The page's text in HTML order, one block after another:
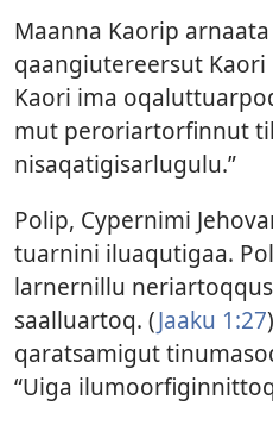
Maan­na Kaorip
qaangiutereersut
Kaori ima
mut peroriar­torfin­nut
nisaqatigisarlugulu.”
Polip, Cyper­nimi
tuar­nini iluaqutigaa.
lar­ner­nil­lu
saal­luar­toq. (Jaaku 1:27
qaratsamigut
“Uiga